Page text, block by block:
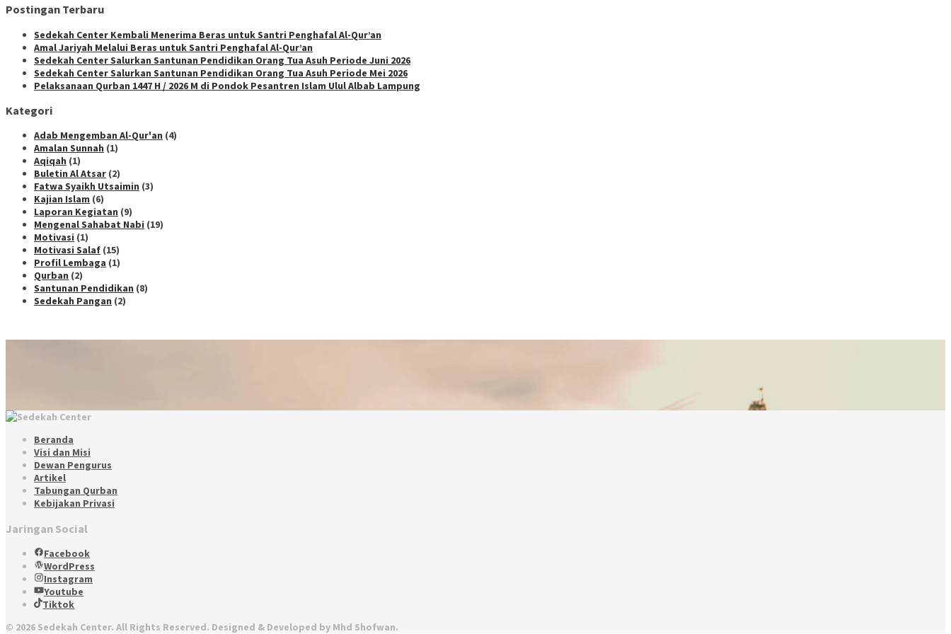
Postingan Terbaru
Sedekah Center Kembali Menerima Beras untuk Santri Penghafal Al-Qur’an
Amal Jariyah Melalui Beras untuk Santri Penghafal Al-Qur’an
Sedekah Center Salurkan Santunan Pendidikan Orang Tua Asuh Periode Juni 2026
Sedekah Center Salurkan Santunan Pendidikan Orang Tua Asuh Periode Mei 2026
Pelaksanaan Qurban 1447 H / 2026 M di Pondok Pesantren Islam Ulul Albab Lampung
Kategori
Adab Mengemban Al-Qur'an (4)
Amalan Sunnah (1)
Aqiqah (1)
Buletin Al Atsar (2)
Fatwa Syaikh Utsaimin (3)
Kajian Islam (6)
Laporan Kegiatan (9)
Mengenal Sahabat Nabi (19)
Motivasi (1)
Motivasi Salaf (15)
Profil Lembaga (1)
Qurban (2)
Santunan Pendidikan (8)
Sedekah Pangan (2)
Beranda
Visi dan Misi
Dewan Pengurus
Artikel
Tabungan Qurban
Kebijakan Privasi
Jaringan Social
Facebook
WordPress
Instagram
Youtube
Tiktok
© 2026 Sedekah Center. All Rights Reserved. Designed & Developed by Mhd Shofwan.